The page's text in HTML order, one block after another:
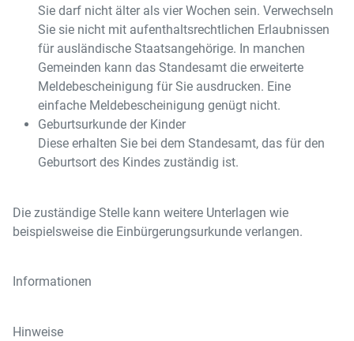
Sie darf nicht älter als vier Wochen sein. Verwechseln
Sie sie nicht mit aufenthaltsrechtlichen Erlaubnissen
für ausländische Staatsangehörige. In manchen
Gemeinden kann das Standesamt die erweiterte
Meldebescheinigung für Sie ausdrucken. Eine
einfache Meldebescheinigung genügt nicht.
Geburtsurkunde der Kinder
Diese erhalten Sie bei dem Standesamt, das für den
Geburtsort des Kindes zuständig ist.
Die zuständige Stelle kann weitere Unterlagen wie
beispielsweise die Einbürgerungsurkunde verlangen.
Informationen
Hinweise